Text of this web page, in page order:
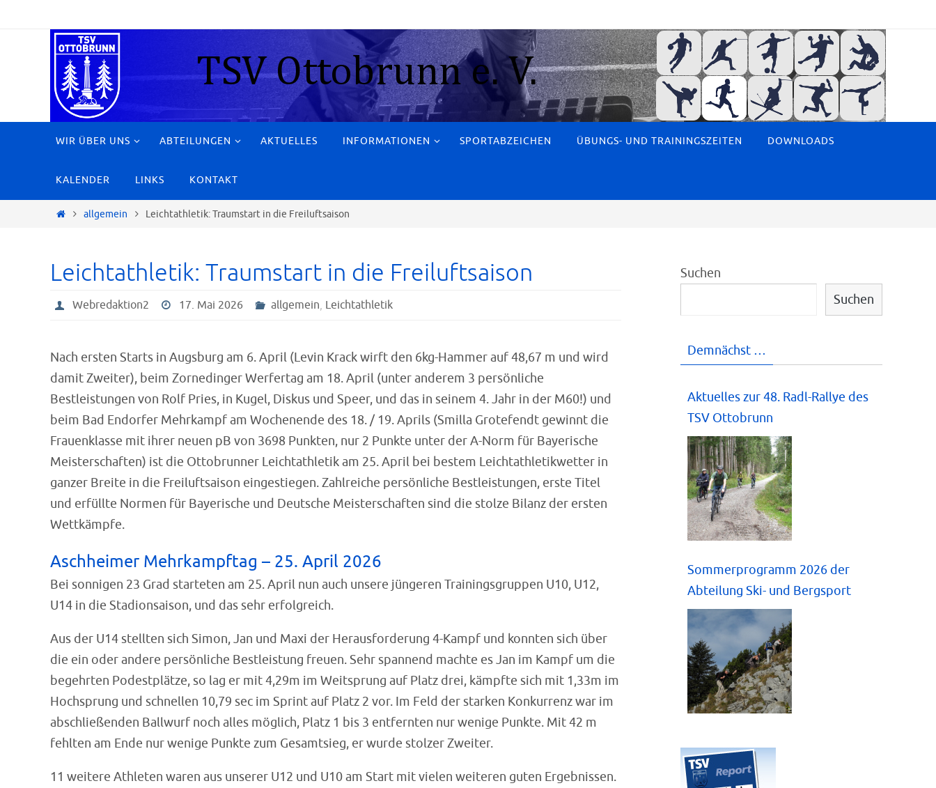
WIR ÜBER UNS ABTEILUNGEN AKTUELLES INFORMATIONEN SPORTABZEICHEN ÜBUNGS- UND TRAININGSZEITEN DOWNLOADS
KALENDER LINKS KONTAKT
Startallgemein Leichtathletik: Traumstart in die Freiluftsaison
Leichtathletik: Traumstart in die Freiluftsaison
Webredaktion2 17. Mai 2026 allgemein, Leichtathletik
Nach ersten Starts in Augsburg am 6. April (Levin Krack wirft den 6kg-Hammer auf 48,67 m und wird
damit Zweiter), beim Zornedinger Werfertag am 18. April (unter anderem 3 persönliche
Bestleistungen von Rolf Pries, in Kugel, Diskus und Speer, und das in seinem 4. Jahr in der M60!) und
beim Bad Endorfer Mehrkampf am Wochenende des 18. / 19. Aprils (Smilla Grotefendt gewinnt die
Frauenklasse mit ihrer neuen pB von 3698 Punkten, nur 2 Punkte unter der A-Norm für Bayerische
Meisterschaften) ist die Ottobrunner Leichtathletik am 25. April bei bestem Leichtathletikwetter in
ganzer Breite in die Freiluftsaison eingestiegen. Zahlreiche persönliche Bestleistungen, erste Titel
und erfüllte Normen für Bayerische und Deutsche Meisterschaften sind die stolze Bilanz der ersten
Wettkämpfe.
Aschheimer Mehrkampftag – 25. April 2026
Bei sonnigen 23 Grad starteten am 25. April nun auch unsere jüngeren Trainingsgruppen U10, U12,
U14 in die Stadionsaison, und das sehr erfolgreich.
Aus der U14 stellten sich Simon, Jan und Maxi der Herausforderung 4-Kampf und konnten sich über
die ein oder andere persönliche Bestleistung freuen. Sehr spannend machte es Jan im Kampf um die
begehrten Podestplätze, so lag er mit 4,29m im Weitsprung auf Platz drei, kämpfte sich mit 1,33m im
Hochsprung und schnellen 10,79 sec im Sprint auf Platz 2 vor. Im Feld der starken Konkurrenz war im
abschließenden Ballwurf noch alles möglich, Platz 1 bis 3 entfernten nur wenige Punkte. Mit 42 m
fehlten am Ende nur wenige Punkte zum Gesamtsieg, er wurde stolzer Zweiter.
11 weitere Athleten waren aus unserer U12 und U10 am Start mit vielen weiteren guten Ergebnissen.
Suchen
Suchen
Demnächst …
Aktuelles zur 48. Radl-Rallye des
TSV Ottobrunn
Sommerprogramm 2026 der
Abteilung Ski- und Bergsport